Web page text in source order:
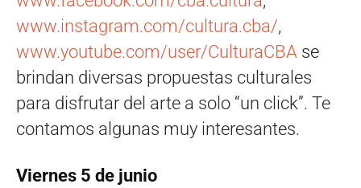
www.instagram.com/cultura.cba/,
www.youtube.com/user/CulturaCBA se
brindan diversas propuestas culturales
para disfrutar del arte a solo “un click”. Te
contamos algunas muy interesantes.
Viernes 5 de junio